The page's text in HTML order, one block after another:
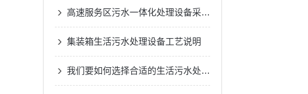
高速服务区污水一体化处理设备采用了的生物处理技术
集装箱生活污水处理设备工艺说明
我们要如何选择合适的生活污水处理设备